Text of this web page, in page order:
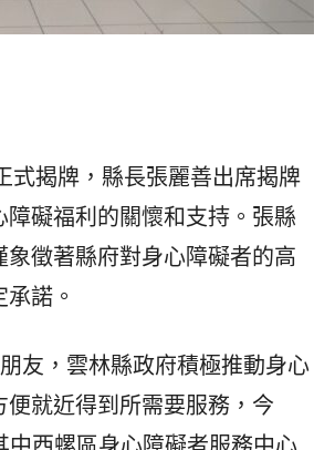
揭牌，縣長張麗善出席揭牌
礙福利的關懷和支持。張縣
徵著縣府對身心障礙者的高
諾。
友，雲林縣政府積極推動身心
就近得到所需要服務，今